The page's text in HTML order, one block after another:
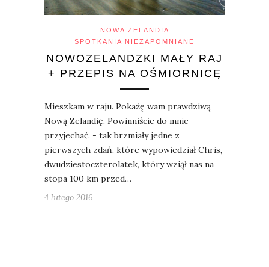
NOWA ZELANDIA
SPOTKANIA NIEZAPOMNIANE
NOWOZELANDZKI MAŁY RAJ
+ PRZEPIS NA OŚMIORNICĘ
Mieszkam w raju. Pokażę wam prawdziwą
Nową Zelandię. Powinniście do mnie
przyjechać. - tak brzmiały jedne z
pierwszych zdań, które wypowiedział Chris,
dwudziestoczterolatek, który wziął nas na
stopa 100 km przed…
4 lutego 2016